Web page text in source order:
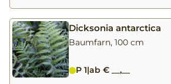
Dicksonia antarctica
Baumfarn, 100 cm
P 1|ab € __,__